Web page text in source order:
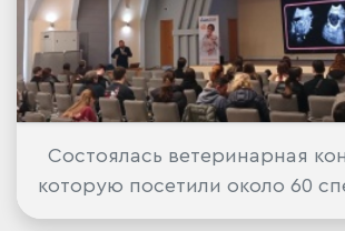
Состоялась ветеринарная
которую посетили около 60